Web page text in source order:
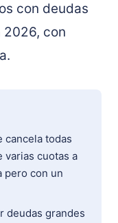
con deudas
2026, con
cancela todas
varias cuotas a
pero con un
deudas grandes